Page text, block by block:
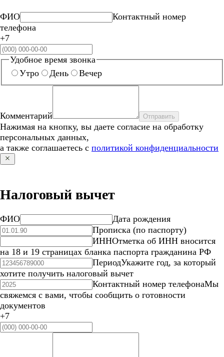
ФИО
Контактный номер
телефона
+7
Удобное время звонка
Утро
День Вечер
Комментарий Отправить
Нажимая на кнопку, вы даете согласие на обработку
персональных данных,
а также соглашаетесь с политикой конфиденциальности
Налоговый вычет
ФИО
Дата рождения
Прописка (по паспорту)
ИННОтметка об ИНН вносится
на 18 и 19 страницах бланка паспорта гражданина РФ
ПериодУкажите год, за который
хотите получить налоговый вычет
Контактный номер телефонаМы
свяжемся с вами, чтобы сообщить о готовности
документов
+7